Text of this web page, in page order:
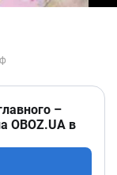
–
OBOZ.UA в